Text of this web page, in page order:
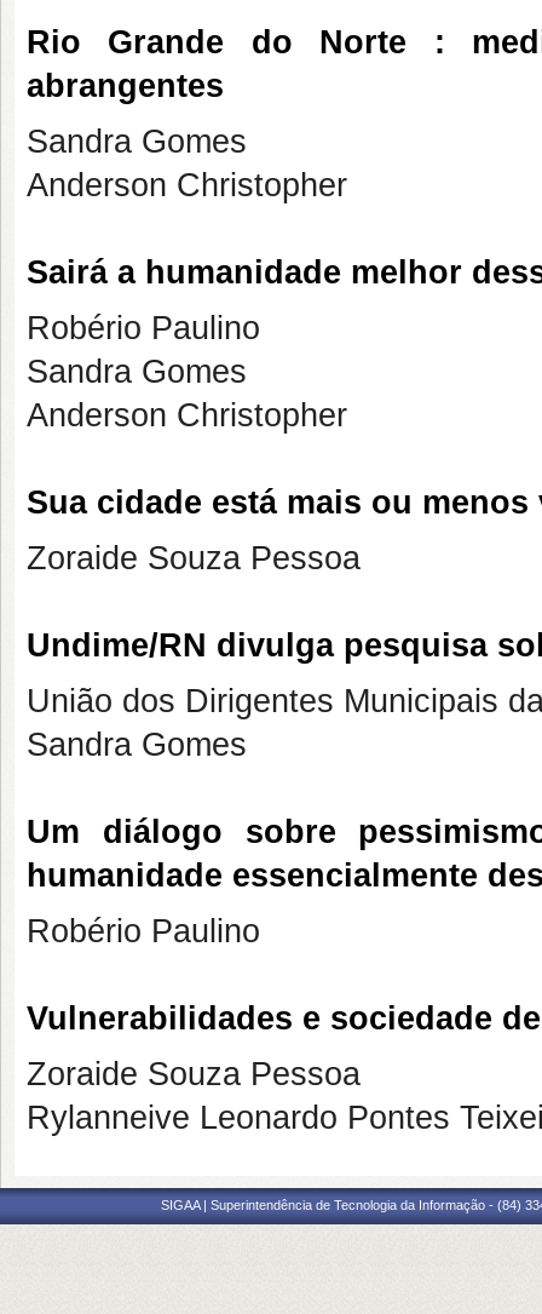
Rio Grande do Norte :
abrangentes
Sandra Gomes
Anderson Christopher
Sairá a humanidade melhor
Robério Paulino
Sandra Gomes
Anderson Christopher
Sua cidade está mais ou
Zoraide Souza Pessoa
Undime/RN divulga pesquisa
União dos Dirigentes Municipais
Sandra Gomes
Um diálogo sobre
humanidade essencialmente
Robério Paulino
Vulnerabilidades e sociedade
Zoraide Souza Pessoa
Rylanneive Leonardo Pontes
SIGAA | Superintendência de Tecnologia da Informação - (84)